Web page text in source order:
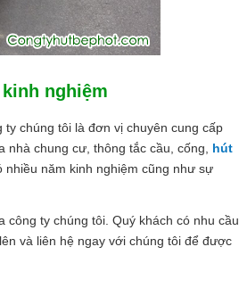
nghiệm
ty chúng tôi là đơn vị chuyên cung cấp
chung cư, thông tắc cầu, cống, hút
năm kinh nghiệm cũng như sự
ty chúng tôi. Quý khách có nhu cầu
và liên hệ ngay với chúng tôi để được